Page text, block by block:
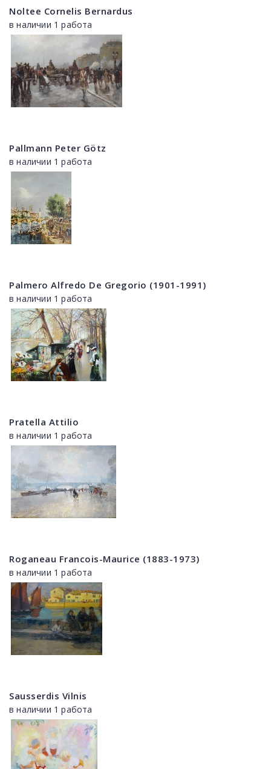
Noltee Cornelis Bernardus
в наличии 1 работа
Pallmann Peter Götz
в наличии 1 работа
Palmero Alfredo De Gregorio (1901-1991)
в наличии 1 работа
Pratella Attilio
в наличии 1 работа
Roganeau Francois-Maurice (1883-1973)
в наличии 1 работа
Sausserdis Vilnis
в наличии 1 работа